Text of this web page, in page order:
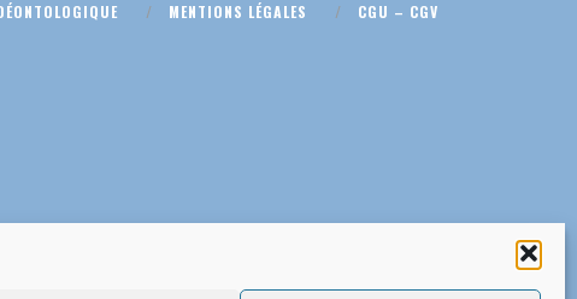
MENTIONS LÉGALES
CGU – CGV